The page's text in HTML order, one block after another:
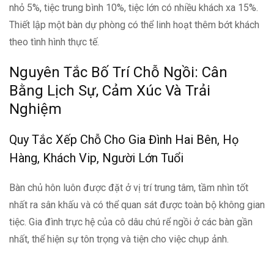
nhỏ 5%, tiệc trung bình 10%, tiệc lớn có nhiều khách xa 15%.
Thiết lập một bàn dự phòng có thể linh hoạt thêm bớt khách
theo tình hình thực tế.
Nguyên Tắc Bố Trí Chỗ Ngồi: Cân
Bằng Lịch Sự, Cảm Xúc Và Trải
Nghiệm
Quy Tắc Xếp Chỗ Cho Gia Đình Hai Bên, Họ
Hàng, Khách Vip, Người Lớn Tuổi
Bàn chủ hôn luôn được đặt ở vị trí trung tâm, tầm nhìn tốt
nhất ra sân khấu và có thể quan sát được toàn bộ không gian
tiệc. Gia đình trực hệ của cô dâu chú rể ngồi ở các bàn gần
nhất, thể hiện sự tôn trọng và tiện cho việc chụp ảnh.